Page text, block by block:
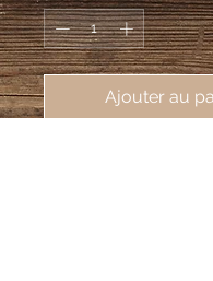
Ajouter au